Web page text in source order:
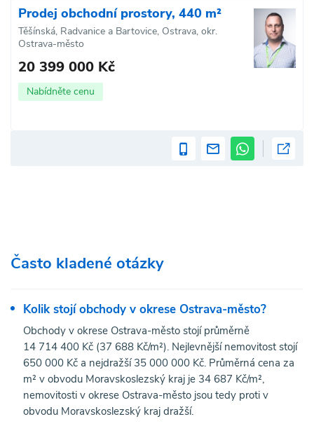
Prodej obchodní prostory, 440 m²
Těšínská, Radvanice a Bartovice, Ostrava, okr.
Ostrava-město
20 399 000 Kč
Nabídněte cenu
Často kladené otázky
Kolik stojí obchody v okrese Ostrava-město?
Obchody v okrese Ostrava-město stojí průměrně
14 714 400 Kč (37 688 Kč/m²). Nejlevnější nemovitost stojí
650 000 Kč a nejdražší 35 000 000 Kč. Průměrná cena za
m² v obvodu Moravskoslezský kraj je 34 687 Kč/m²,
nemovitosti v okrese Ostrava-město jsou tedy proti v
obvodu Moravskoslezský kraj dražší.